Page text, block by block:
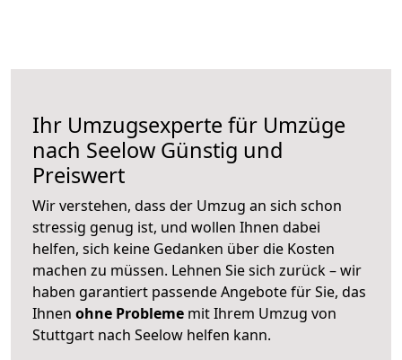
Ihr Umzugsexperte für Umzüge
nach Seelow Günstig und
Preiswert
Wir verstehen, dass der Umzug an sich schon
stressig genug ist, und wollen Ihnen dabei
helfen, sich keine Gedanken über die Kosten
machen zu müssen. Lehnen Sie sich zurück – wir
haben garantiert passende Angebote für Sie, das
Ihnen ohne Probleme mit Ihrem Umzug von
Stuttgart nach Seelow helfen kann.